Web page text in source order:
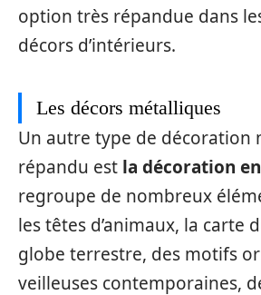
option très répandue dans
décors d’intérieurs.
Les décors métalliques
Un autre type de décoration
répandu est la décoration
regroupe de nombreux
les têtes d’animaux, la carte
globe terrestre, des motifs
veilleuses contemporaines,